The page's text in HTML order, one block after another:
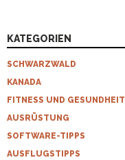
KATEGORIEN
SCHWARZWALD
KANADA
FITNESS UND GESUNDHEIT
AUSRÜSTUNG
SOFTWARE-TIPPS
AUSFLUGSTIPPS